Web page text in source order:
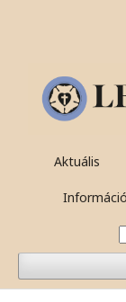
Aktuális